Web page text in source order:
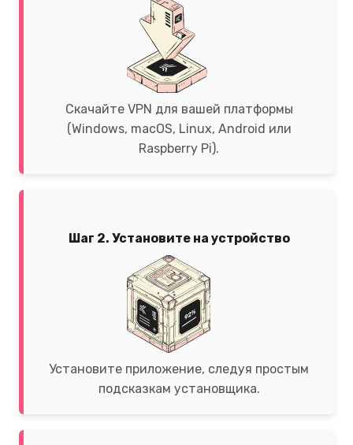
Скачайте VPN для вашей платформы
(Windows, macOS, Linux, Android или
Raspberry Pi).
Шаг 2. Установите на устройство
Установите приложение, следуя простым
подсказкам установщика.